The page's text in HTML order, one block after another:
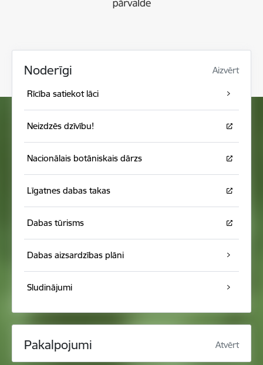
Noderīgi Aizvērt
Rīcība satiekot lāci
Neizdzēs dzīvību!
Nacionālais botāniskais dārzs
Līgatnes dabas takas
Dabas tūrisms
Dabas aizsardzības plāni
Sludinājumi
Pakalpojumi Atvērt